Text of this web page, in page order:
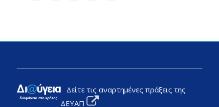
Δείτε τις αναρτημένες πράξεις της
ΔΕΥΑΠ